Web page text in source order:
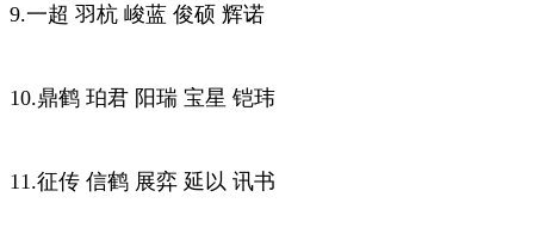
9.一超 羽杭 峻蓝 俊硕 辉诺
10.鼎鹤 珀君 阳瑞 宝星 铠玮
11.征传 信鹤 展弈 延以 讯书